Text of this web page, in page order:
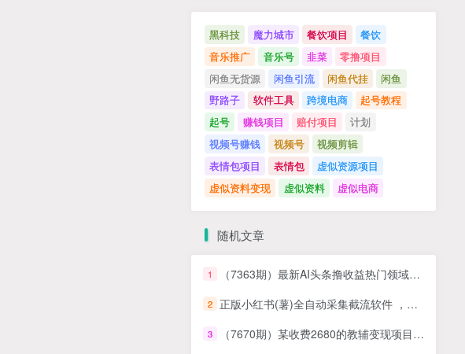
黑科技 魔力城市 餐饮项目
餐饮
音乐推广
音乐号 韭菜
零撸项目
闲鱼无货源
闲鱼引流 闲鱼代挂
闲鱼
野路子
软件工具 跨境电商
起号教程
起号
赚钱项目 赔付项目
计划
视频号赚钱
视频号
视频剪辑
表情包项目
表情包
虚似资源项目
虚似资料变现
虚似资料 虚似电商
随机文章
1 （7363期）最新AI头条撸收益热门领域玩法，3分钟一条原创文章，轻松日入200-300＋
2 正版小红书(薯)全自动采集截流软件 ，永久使用，没有月卡，附使用视频
3 （7670期）某收费2680的教辅变现项目：日收益3000+教引流，教变现，附资料和资源